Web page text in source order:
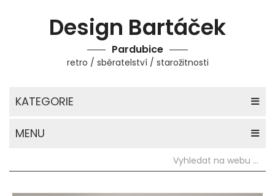
Design Bartáček
Pardubice
retro / sběratelství / starožitnosti
KATEGORIE
MENU